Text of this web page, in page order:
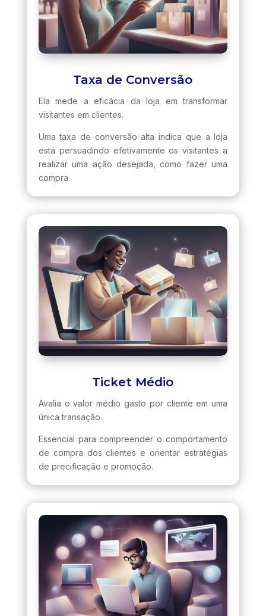
Taxa de Conversão
Ela mede a eficácia da loja em transformar
visitantes em clientes.
Uma taxa de conversão alta indica que a loja
está persuadindo efetivamente os visitantes a
realizar uma ação desejada, como fazer uma
compra.
Ticket Médio
Avalia o valor médio gasto por cliente em uma
única transação.
Essencial para compreender o comportamento
de compra dos clientes e orientar estratégias
de precificação e promoção.